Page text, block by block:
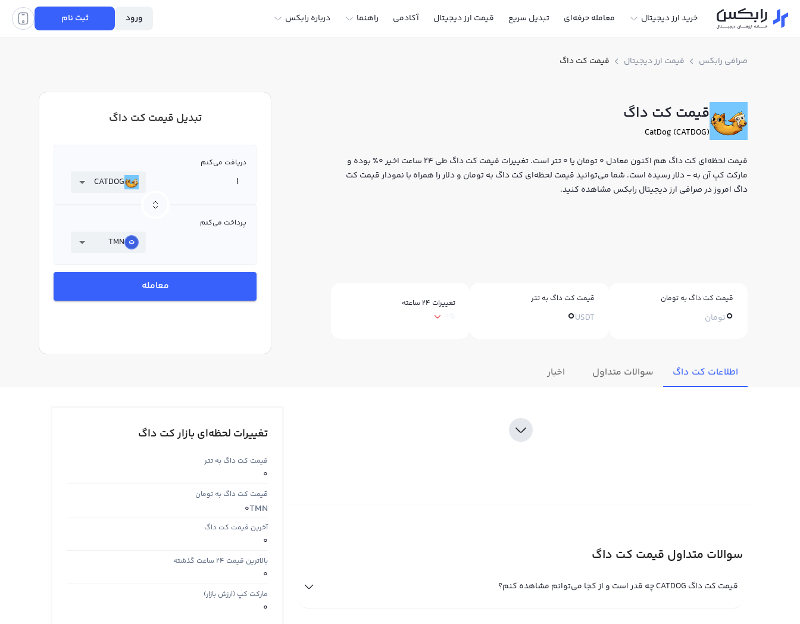
خرید ارز دیجیتال معامله حرفه‌ای تبدیل سریع قیمت ارز دیجیتال آکادمی راهنما درباره رابکس ورود ثبت نام
صرافی رابکس قیمت ارز دیجیتال قیمت کت داگ
قیمت کت داگ
CatDog (CATDOG)
قیمت لحظه‌ای کت داگ هم اکنون معادل 0 تومان یا 0 تتر است. تغییرات قیمت کت داگ طی 24 ساعت اخیر 0% بوده و
مارکت کپ آن به - دلار رسیده است. شما می‌توانید قیمت لحظه‌ای کت داگ به تومان و دلار را همراه با نمودار قیمت کت
داگ امروز در صرافی ارز دیجیتال رابکس مشاهده کنید.
قیمت کت داگ به تومان
0تومان
قیمت کت داگ به تتر
0USDT
تغییرات ۲۴ ساعته
تبدیل قیمت کت داگ
دریافت می‌کنم
CATDOG
پرداخت می‌کنم
TMN
معامله
اطلاعات کت داگ سوالات متداول اخبار
سوالات متداول قیمت کت داگ
قیمت کت داگ CATDOG چه قدر است و از کجا می‌توانم مشاهده کنم؟
تغییرات لحظه‌ای بازار کت داگ
قیمت کت داگ به تتر
0
قیمت کت داگ به تومان
TMN
0
آخرین قیمت کت داگ
0
بالاترین قیمت ۲۴ ساعت گذشته
0
مارکت کپ (ارزش بازار)
0